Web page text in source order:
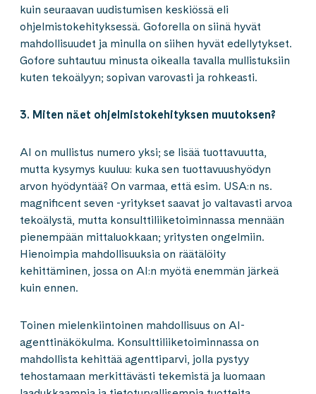
kuin seuraavan uudistumisen keskiössä eli
ohjelmistokehityksessä. Goforella on siinä hyvät
mahdollisuudet ja minulla on siihen hyvät edellytykset.
Gofore suhtautuu minusta oikealla tavalla mullistuksiin
kuten tekoälyyn; sopivan varovasti ja rohkeasti.
3. Miten näet ohjelmistokehityksen muutoksen?
AI on mullistus numero yksi; se lisää tuottavuutta,
mutta kysymys kuuluu: kuka sen tuottavuushyödyn
arvon hyödyntää? On varmaa, että esim. USA:n ns.
magnificent seven -yritykset saavat jo valtavasti arvoa
tekoälystä, mutta konsulttiliiketoiminnassa mennään
pienempään mittaluokkaan; yritysten ongelmiin.
Hienoimpia mahdollisuuksia on räätälöity
kehittäminen, jossa on AI:n myötä enemmän järkeä
kuin ennen.
Toinen mielenkiintoinen mahdollisuus on AI-
agenttinäkökulma. Konsulttiliiketoiminnassa on
mahdollista kehittää agenttiparvi, jolla pystyy
tehostamaan merkittävästi tekemistä ja luomaan